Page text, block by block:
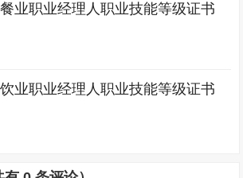
业职业经理人职业技能等级证书
业职业经理人职业技能等级证书